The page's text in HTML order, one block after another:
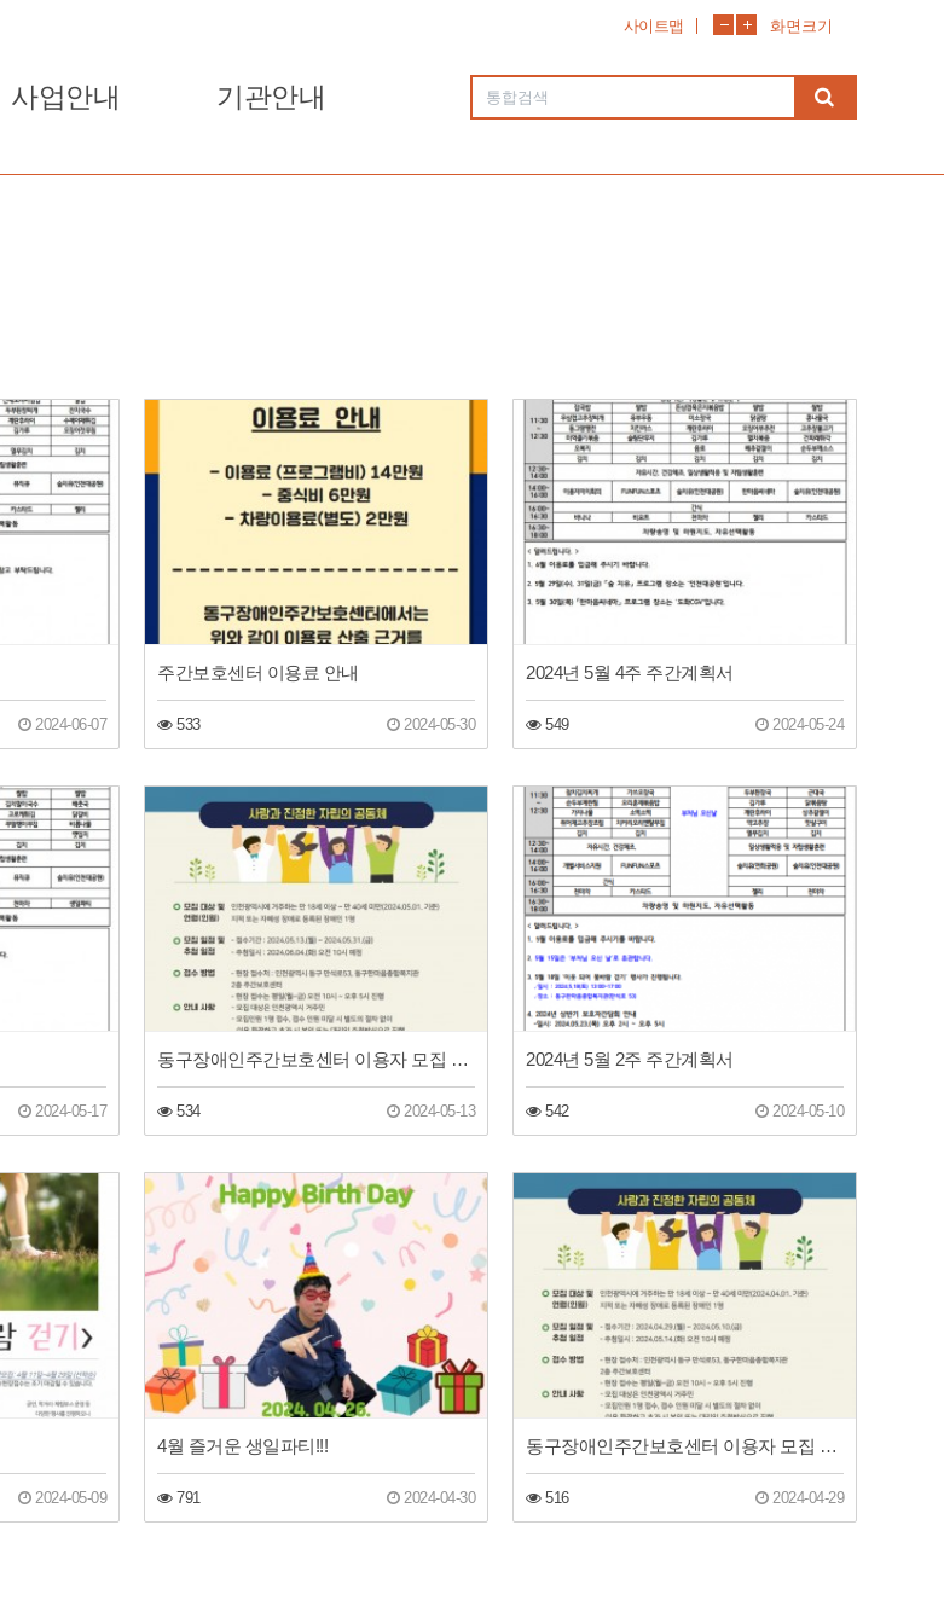
사이트맵 화면크기
사업안내 기관안내
2024-06-07
주간보호센터 이용료 안내
533 2024-05-30
2024년 5월 4주 주간계획서
549 2024-05-24
2024-05-17
동구장애인주간보호센터 이용자 모집 재공고 안내
534 2024-05-13
2024년 5월 2주 주간계획서
542 2024-05-10
2024-05-09
4월 즐거운 생일파티!!!
791 2024-04-30
동구장애인주간보호센터 이용자 모집 재공고 안내
516 2024-04-29